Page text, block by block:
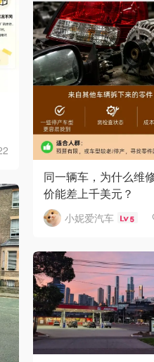
同一辆车，为什么维
价能差上千美元？
小妮爱汽车 5